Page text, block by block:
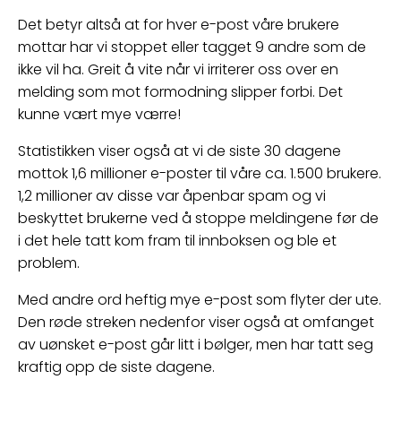
Det betyr altså at for hver e-post våre brukere
mottar har vi stoppet eller tagget 9 andre som de
ikke vil ha. Greit å vite når vi irriterer oss over en
melding som mot formodning slipper forbi. Det
kunne vært mye værre!
Statistikken viser også at vi de siste 30 dagene
mottok 1,6 millioner e-poster til våre ca. 1.500 brukere.
1,2 millioner av disse var åpenbar spam og vi
beskyttet brukerne ved å stoppe meldingene før de
i det hele tatt kom fram til innboksen og ble et
problem.
Med andre ord heftig mye e-post som flyter der ute.
Den røde streken nedenfor viser også at omfanget
av uønsket e-post går litt i bølger, men har tatt seg
kraftig opp de siste dagene.